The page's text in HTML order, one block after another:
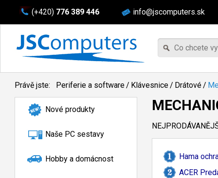
(+420) 776 389 446 info@jscomputers.sk
Právě jste: Periferie a software/ Klávesnice/ Drátové/
Nové produkty
Naše PC sestavy
Hobby a domácnost
Hama
ACER